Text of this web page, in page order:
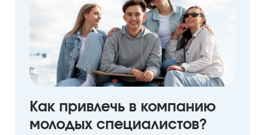
Как привлечь в компанию
молодых специалистов?